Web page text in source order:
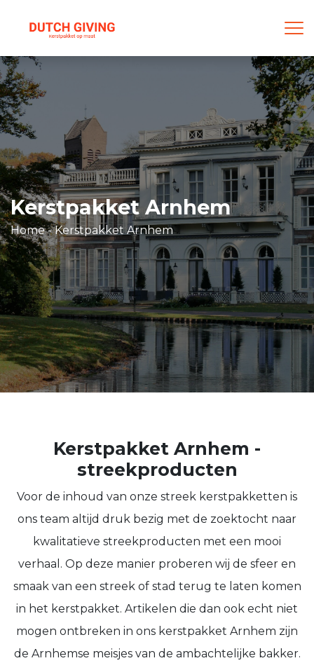
Kerstpakket Arnhem
Home-Kerstpakket Arnhem
Kerstpakket Arnhem -
streekproducten
Voor de inhoud van onze streek kerstpakketten is
ons team altijd druk bezig met de zoektocht naar
kwalitatieve streekproducten met een mooi
verhaal. Op deze manier proberen wij de sfeer en
smaak van een streek of stad terug te laten komen
in het kerstpakket. Artikelen die dan ook echt niet
mogen ontbreken in ons kerstpakket Arnhem zijn
de Arnhemse meisjes van de ambachtelijke bakker.